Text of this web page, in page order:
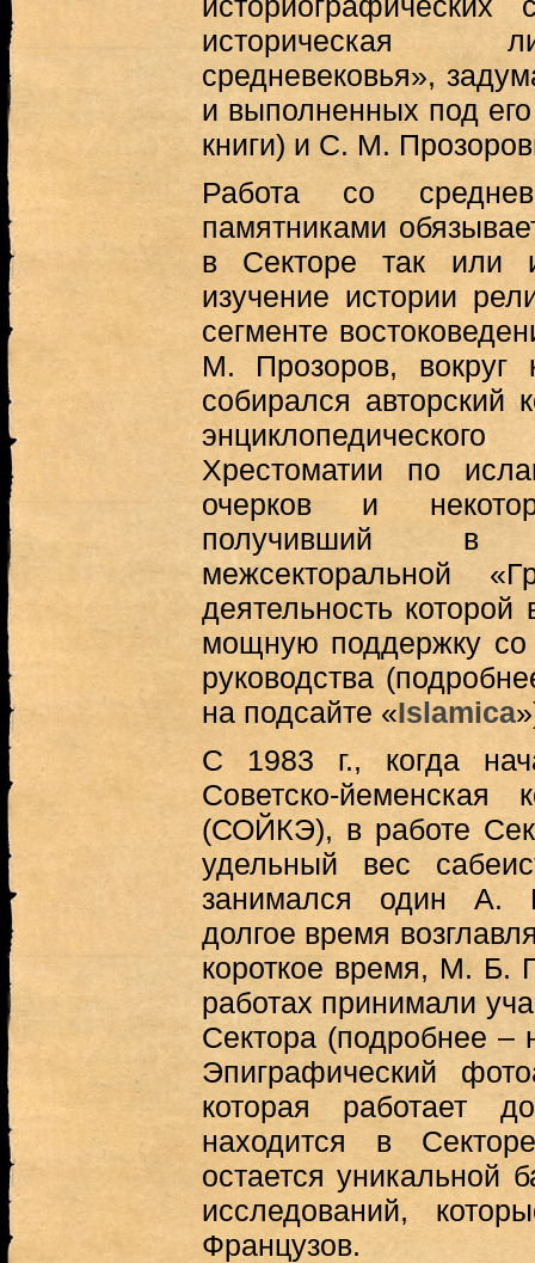
историческая
средневековья»,
и выполненных под
книги) и С. М.
Работа со
памятниками
в Секторе так или
изучение истории
сегменте
М. Прозоров, вокруг
собирался авторский
Хрестоматии по
очерков и
получивший в
межсекторальной
деятельность
мощную поддержку со
руководства
на подсайте «Islamica
С 1983 г., когда
Советско-йеменская
(СОЙКЭ), в работе
удельный вес
занимался один А.
долгое время
короткое время, М. Б.
работах принимали
Сектора (подробнее –
Эпиграфический
которая работает
находится в
остается уникальной
исследований,
Французов.